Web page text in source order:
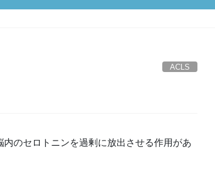
ACLS
のセロトニンを過剰に放出させる作用があ